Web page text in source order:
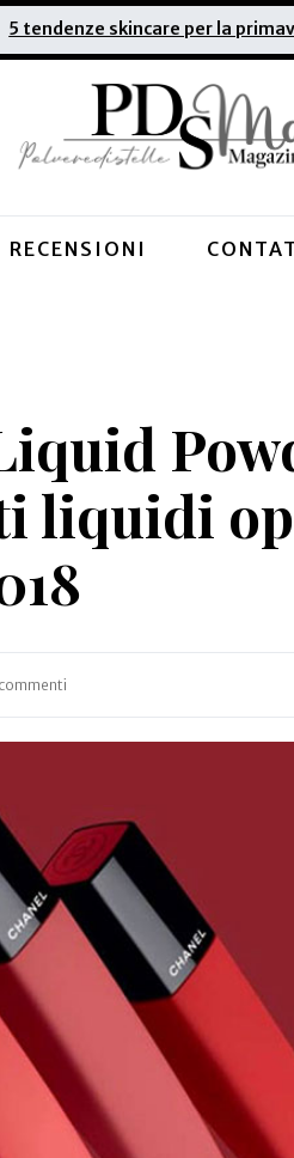
Estate 2025: quali sono le migliori
RECENSIONI
liquidi